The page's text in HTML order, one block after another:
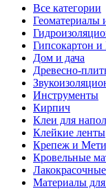
Все категории
Геоматериалы
Гипсокартон
Дом и дача
Древесно-
Инструменты
Кирпич
Клеи для
Клейкие ленты
Крепеж и
Кровельные
Материалы